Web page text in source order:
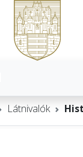
Látnivalók